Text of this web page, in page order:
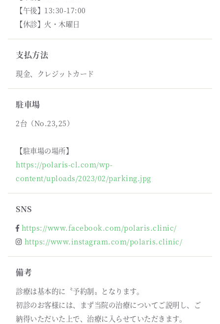
【午後】13:30-17:00
【休診】火・木曜日
支払方法
現金、クレジットカード
駐車場
2台（No.23,25）
【駐車場の場所】
https://polaris-cl.com/wp-
content/uploads/2023/02/parking.jpg
SNS
https://www.facebook.com/polaris.clinic/
https://www.instagram.com/polaris.clinic/
備考
診療は基本的に〝予約制〟となります。
初診のお客様には、まず当院の治療についてご説明し、ご
納得いただいた上で、治療に入らせていただきます。